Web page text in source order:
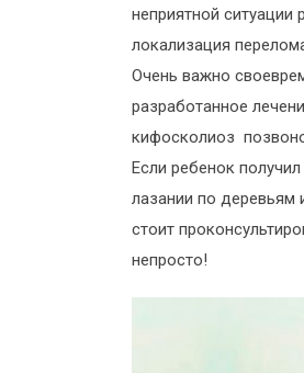
неприятной ситуации
локализация
Очень важно
разработанное
кифосколиоз
Если ребенок
лазании по деревьям
стоит
непросто!